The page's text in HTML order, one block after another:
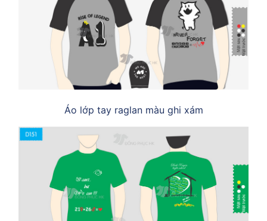
Áo lớp tay raglan màu ghi xám